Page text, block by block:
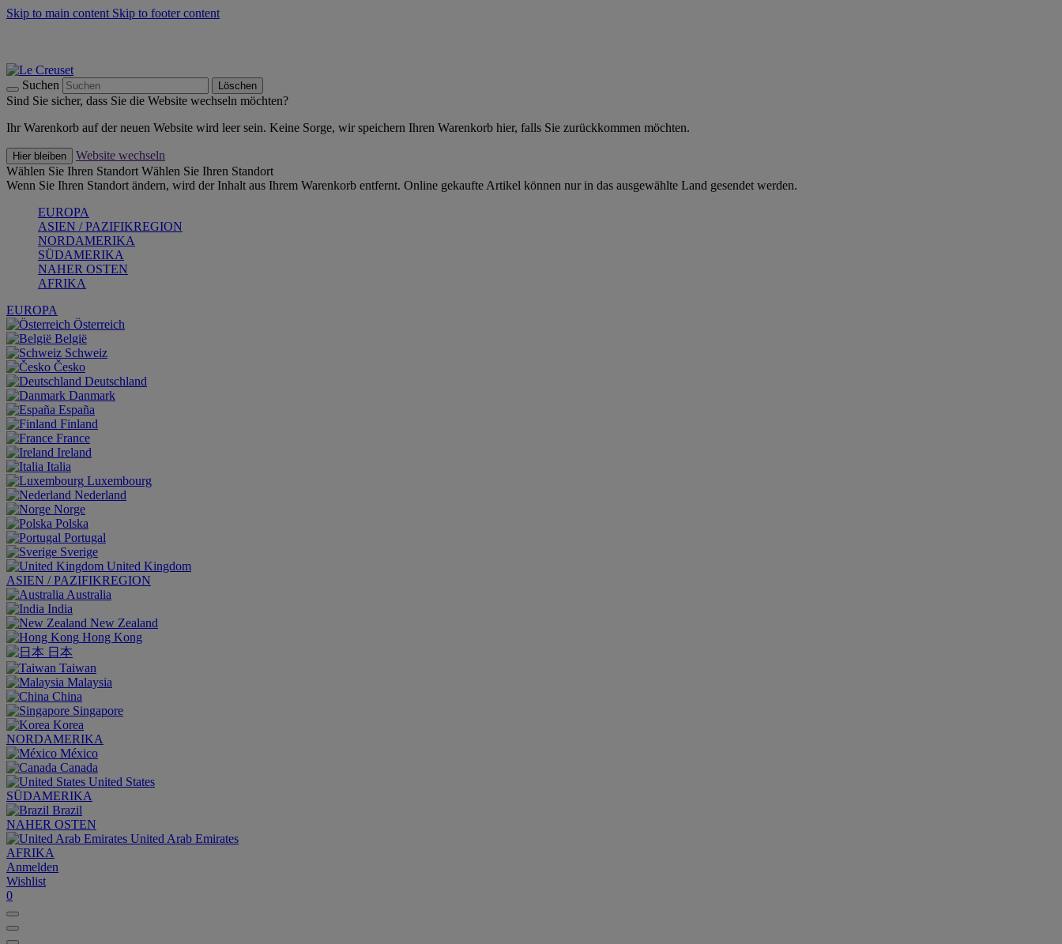
Skip to main content Skip to footer content
Suchen Löschen
Sind Sie sicher, dass Sie die Website wechseln möchten?
Ihr Warenkorb auf der neuen Website wird leer sein. Keine Sorge, wir speichern Ihren Warenkorb hier, falls Sie zurückkommen möchten.
Hier bleiben
Website wechseln
Wählen Sie Ihren Standort Wählen Sie Ihren Standort
Wenn Sie Ihren Standort ändern, wird der Inhalt aus Ihrem Warenkorb entfernt. Online gekaufte Artikel können nur in das ausgewählte Land gesendet werden.
EUROPA
ASIEN / PAZIFIKREGION
NORDAMERIKA
SÜDAMERIKA
NAHER OSTEN
AFRIKA
EUROPA
Österreich
België
Schweiz
Česko
Deutschland
Danmark
España
Finland
France
Ireland
Italia
Luxembourg
Nederland
Norge
Polska
Portugal
Sverige
United Kingdom
ASIEN / PAZIFIKREGION
Australia
India
New Zealand
Hong Kong
日本
Taiwan
Malaysia
China
Singapore
Korea
NORDAMERIKA
México
Canada
United States
SÜDAMERIKA
Brazil
NAHER OSTEN
United Arab Emirates
AFRIKA
Anmelden
Wishlist
0